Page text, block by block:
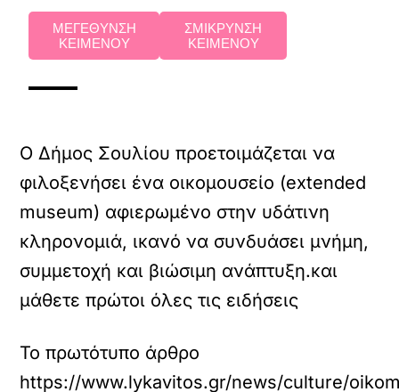
ΜΕΓΕΘΥΝΣΗ
ΚΕΙΜΕΝΟΥ
ΣΜΙΚΡΥΝΣΗ
ΚΕΙΜΕΝΟΥ
Ο Δήμος Σουλίου προετοιμάζεται να
φιλοξενήσει ένα οικομουσείο (extended
museum) αφιερωμένο στην υδάτινη
κληρονομιά, ικανό να συνδυάσει μνήμη,
συμμετοχή και βιώσιμη ανάπτυξη.και
μάθετε πρώτοι όλες τις ειδήσεις
Το πρωτότυπο άρθρο
https://www.lykavitos.gr/news/culture/